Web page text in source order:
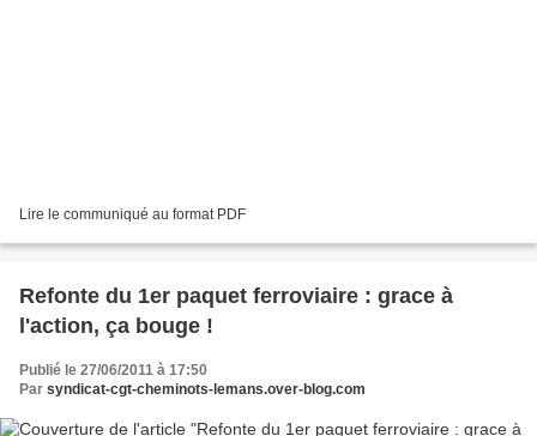
Lire le communiqué au format PDF
Refonte du 1er paquet ferroviaire : grace à
l'action, ça bouge !
Publié le 27/06/2011 à 17:50
Par syndicat-cgt-cheminots-lemans.over-blog.com